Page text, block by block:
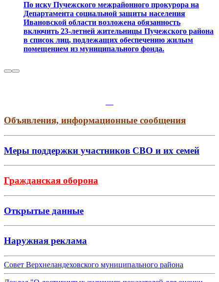
По иску Пучежского межрайонного прокурора на
Департамента социальной защиты населения
Ивановской области возложена обязанность
включить 23-летней жительницы Пучежского района
в список лиц, подлежащих обеспечению жилым
помещением из муниципального фонда.
Объявления, информационные сообщения
Меры поддержки участников СВО и их семей
Гражданская оборона
Открытые данные
Наружная реклама
Совет Верхнеландеховского муниципального района